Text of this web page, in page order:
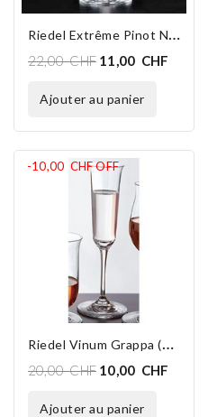
R
Iedel Extrême Pinot Noir 4441/07 (en Stock 2 P)
22,00 CHF 11,00 CHF
ajouter au panier
R
Iedel Vinum Grappa (en Stock 4 P.)
20,00 CHF
-10,00 CHFOFF
10,00 CHF
ajouter au panier